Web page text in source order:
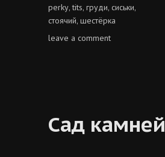
perky,tits,груди,сиськи,
стоячий,шестёрка
leave a commenton
Сад камней